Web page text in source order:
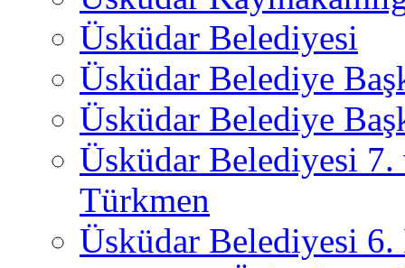
Üsküdar Belediyesi
Üsküdar Belediye
Üsküdar Belediye
Üsküdar Belediyesi
Türkmen
Üsküdar Belediyesi 6.